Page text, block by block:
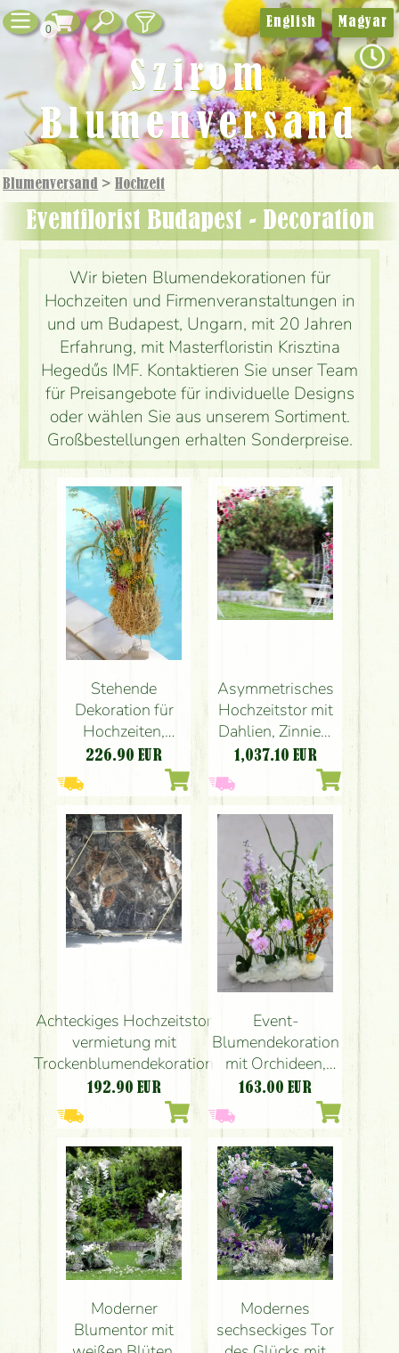
0
Blumenversand > Hochzeit
Eventflorist Budapest - Decoration
Wir bieten Blumendekorationen für
Hochzeiten und Firmenveranstaltungen in
und um Budapest, Ungarn, mit 20 Jahren
Erfahrung, mit Masterfloristin Krisztina
Hegedűs IMF. Kontaktieren Sie unser Team
für Preisangebote für individuelle Designs
oder wählen Sie aus unserem Sortiment.
Großbestellungen erhalten Sonderpreise.
Stehende
Dekoration für
Hochzeiten,
Events und
Atmosphäre (lila,
gelb,
chrysanthem,
Santini,
Leucospermum,
Saisonblumen)
226.90 EUR
Asymmetrisches
Hochzeitstor mit
Dahlien, Zinnien,
saisonalen
Beeren (Rosa,
Burgunderrot,
Rot)
1,037.10 EUR
Achteckiges Hochzeitstor
vermietung mit
Trockenblumendekoration
192.90 EUR
Event-
Blumendekoration
mit Orchideen,
luftig (Budapest)
163.00 EUR
Moderner
Blumentor mit
Modernes
sechseckiges Tor
English Magyar
Szirom
Blumenversand